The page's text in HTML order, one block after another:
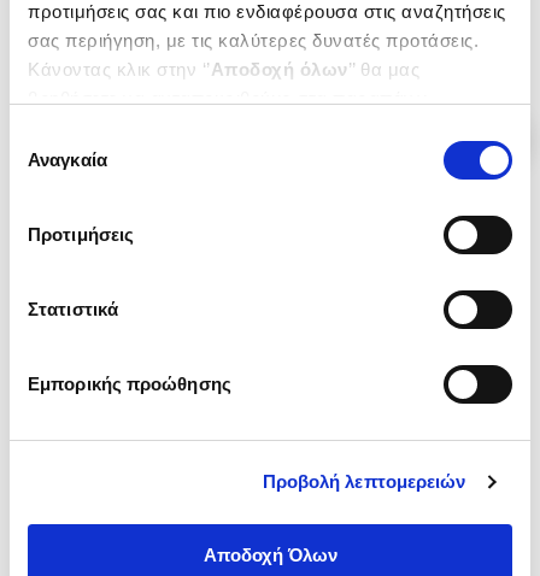
προτιμήσεις σας και πιο ενδιαφέρουσα στις αναζητήσεις
σας περιήγηση, με τις καλύτερες δυνατές προτάσεις.
Κάνοντας κλικ στην ‘’Αποδοχή όλων’’ θα μας
ενδιαφέρουν και να επιλέξετε από τα παρακάτω με την
΄΄και να ενημερωθείτε σχετικά με
συγκατάθεσης
Αναγκαία
Προτιμήσεις
Στατιστικά
Εμπορικής προώθησης
Προβολή λεπτομερειών
Αποδοχή Όλων
20 €
Τιμή Πολιτείας
(P/B) FAITHFUL ΕΔΩ ΣΤΗ ΓΗ
HOFFMAN ALICE